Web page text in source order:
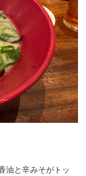
油と辛みそがトッ